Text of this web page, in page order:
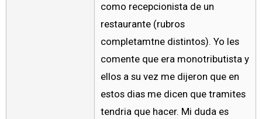
como recepcionista de un
restaurante (rubros
completamtne distintos). Yo les
comente que era monotributista y
ellos a su vez me dijeron que en
estos dias me dicen que tramites
tendria que hacer. Mi duda es